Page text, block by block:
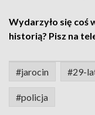
Wydarzyło się coś
historią? Pisz na
#jarocin #29-
#policja